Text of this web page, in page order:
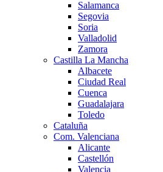
Salamanca
Segovia
Soria
Valladolid
Zamora
Castilla La Mancha
Albacete
Ciudad Real
Cuenca
Guadalajara
Toledo
Cataluña
Com. Valenciana
Alicante
Castellón
Valencia